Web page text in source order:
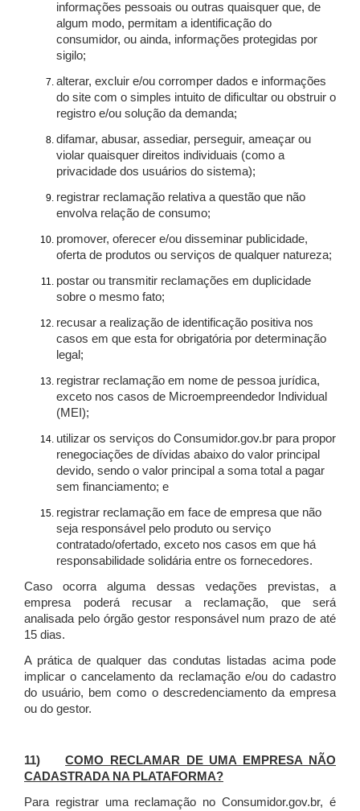
informações pessoais ou outras quaisquer que, de
algum modo, permitam a identificação do
consumidor, ou ainda, informações protegidas por
sigilo;
alterar, excluir e/ou corromper dados e informações
do site com o simples intuito de dificultar ou obstruir o
registro e/ou solução da demanda;
difamar, abusar, assediar, perseguir, ameaçar ou
violar quaisquer direitos individuais (como a
privacidade dos usuários do sistema);
registrar reclamação relativa a questão que não
envolva relação de consumo;
promover, oferecer e/ou disseminar publicidade,
oferta de produtos ou serviços de qualquer natureza;
postar ou transmitir reclamações em duplicidade
sobre o mesmo fato;
recusar a realização de identificação positiva nos
casos em que esta for obrigatória por determinação
legal;
registrar reclamação em nome de pessoa jurídica,
exceto nos casos de Microempreendedor Individual
(MEI);
utilizar os serviços do Consumidor.gov.br para propor
renegociações de dívidas abaixo do valor principal
devido, sendo o valor principal a soma total a pagar
sem financiamento; e
registrar reclamação em face de empresa que não
seja responsável pelo produto ou serviço
contratado/ofertado, exceto nos casos em que há
responsabilidade solidária entre os fornecedores.
Caso ocorra alguma dessas vedações previstas, a
empresa poderá recusar a reclamação, que será
analisada pelo órgão gestor responsável num prazo de até
15 dias.
A prática de qualquer das condutas listadas acima pode
implicar o cancelamento da reclamação e/ou do cadastro
do usuário, bem como o descredenciamento da empresa
ou do gestor.
11)COMO RECLAMAR DE UMA EMPRESA NÃO
CADASTRADA NA PLATAFORMA?
Para registrar uma reclamação no Consumidor.gov.br, é